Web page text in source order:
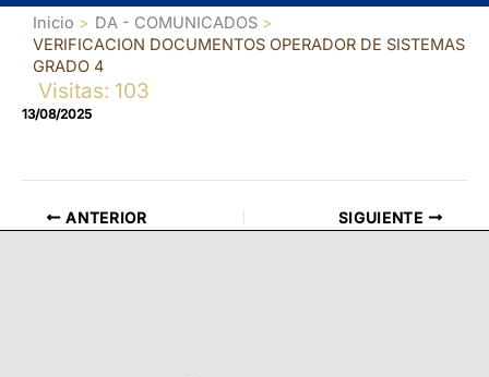
Inicio
DA - COMUNICADOS
VERIFICACION DOCUMENTOS OPERADOR DE SISTEMAS
GRADO 4
Visitas: 103
13/08/2025
ANTERIOR SIGUIENTE